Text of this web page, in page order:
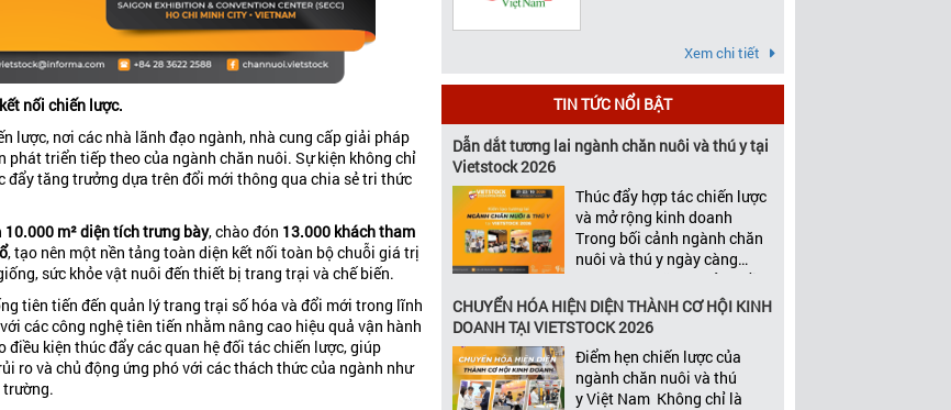
nối chiến lược.
lược, nơi các nhà lãnh đạo ngành, nhà cung cấp giải pháp
triển tiếp theo của ngành chăn nuôi. Sự kiện không chỉ
tăng trưởng dựa trên đổi mới thông qua chia sẻ tri thức
10.000 m² diện tích trưng bày, chào đón 13.000 khách tham
, tạo nên một nền tảng toàn diện kết nối toàn bộ chuỗi giá trị
sức khỏe vật nuôi đến thiết bị trang trại và chế biến.
tiên tiến đến quản lý trang trại số hóa và đổi mới trong lĩnh
các công nghệ tiên tiến nhằm nâng cao hiệu quả vận hành
kiện thúc đẩy các quan hệ đối tác chiến lược, giúp
ro và chủ động ứng phó với các thách thức của ngành như
trường.
Xem chi tiết
TIN TỨC NỔI BẬT
Dẫn dắt tương lai ngành chăn nuôi và thú y tại
Vietstock 2026
Thúc đẩy hợp tác chiến lược
và mở rộng kinh doanh
Trong bối cảnh ngành chăn
nuôi và thú y ngày càng
cạnh tranh, tăng trưởng bền
vững không chỉ phụ thuộc
vào chất lượng sản phẩm
còn được thúc đẩy bởi khả
năng xây dựng các mối quan
[…]
CHUYỂN HÓA HIỆN DIỆN THÀNH CƠ HỘI KINH
DOANH TẠI VIETSTOCK 2026
Điểm hẹn chiến lược của
ngành chăn nuôi và thú
y Việt Nam Không chỉ là